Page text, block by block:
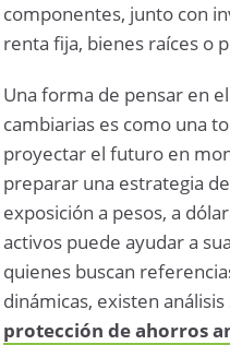
componentes, junto con
renta fija, bienes raíces o
Una forma de pensar en
cambiarias es como una
proyectar el futuro en
preparar una estrategia
exposición a pesos, a
activos puede ayudar a
quienes buscan
dinámicas, existen
protección de ahorros